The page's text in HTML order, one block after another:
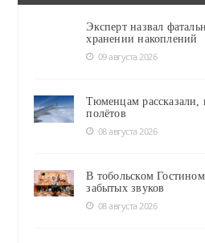
Эксперт назвал
хранении накоплений
09 августа 2026
Тюменцам рассказали,
полётов
08 августа 2026
В тобольском
забытых звуков
08 августа 2026